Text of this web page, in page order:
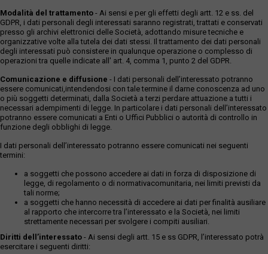
Modalità del trattamento - Ai sensi e per gli effetti degli artt. 12 e ss. del
GDPR, i dati personali degli interessati saranno registrati, trattati e conservati
presso gli archivi elettronici delle Società, adottando misure tecniche e
organizzative volte alla tutela dei dati stessi. Il trattamento dei dati personali
degli interessati può consistere in qualunque operazione o complesso di
operazioni tra quelle indicate all' art. 4, comma 1, punto 2 del GDPR.
Comunicazione e diffusione - I dati personali dell’interessato potranno
essere comunicati,intendendosi con tale termine il darne conoscenza ad uno
o più soggetti determinati, dalla Società a terzi perdare attuazione a tutti i
necessari adempimenti di legge. In particolare i dati personali dell’interessato
potranno essere comunicati a Enti o Uffici Pubblici o autorità di controllo in
funzione degli obblighi di legge.
I dati personali dell’interessato potranno essere comunicati nei seguenti
termini:
a soggetti che possono accedere ai dati in forza di disposizione di
legge, di regolamento o di normativacomunitaria, nei limiti previsti da
tali norme;
a soggetti che hanno necessità di accedere ai dati per finalità ausiliare
al rapporto che intercorre tra l’interessato e la Società, nei limiti
strettamente necessari per svolgere i compiti ausiliari.
Diritti dell’interessato - Ai sensi degli artt. 15 e ss GDPR, l’interessato potrà
esercitare i seguenti diritti: